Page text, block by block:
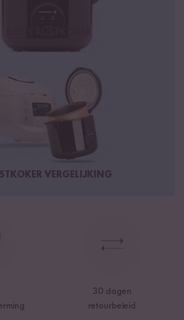
VERGELIJKING
30 dagen
retourbeleid